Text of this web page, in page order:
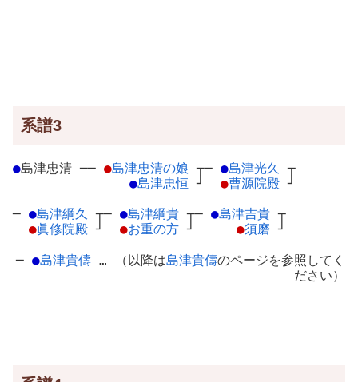
系譜3
●島津忠清 ── ●島津忠清の娘 ┬
●島津忠恒 ┘
─ ●島津光久 ┬
●曹源院殿 ┘
─ ●島津綱久 ┬
●眞修院殿 ┘
─ ●島津綱貴 ┬
●お重の方 ┘
─ ●島津吉貴 ┬
●須磨 ┘
─ ●島津貴儔 … （以降は島津貴儔のページを参照してく
ださい）